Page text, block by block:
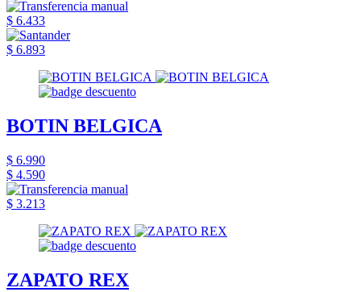
$ 6.433
$ 6.893
BOTIN BELGICA
$ 6.990
$ 4.590
$ 3.213
ZAPATO REX